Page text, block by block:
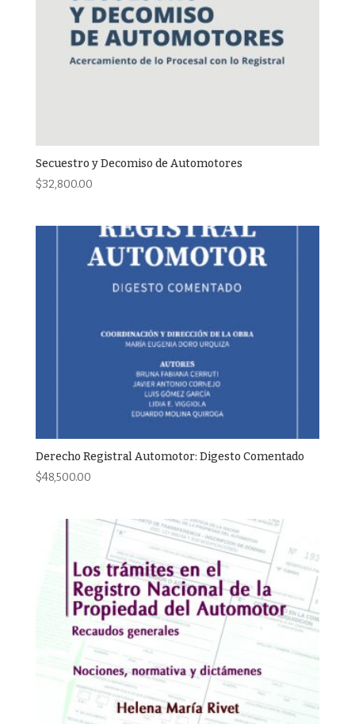
Secuestro y Decomiso de Automotores
$32,800.00
Derecho Registral Automotor: Digesto Comentado
$48,500.00